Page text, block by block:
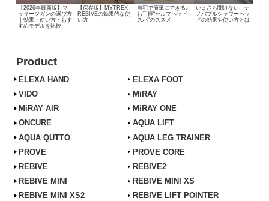
【2026年最新版】マ
ッサージガンの選び方
｜効果・使い方・おす
すめモデルを比較
【保存版】MYTREX
REBIVEの効果的な使
い方
自宅で簡単にできる♪
お手軽“セルフヘッド
スパ”のススメ
いまさら聞けない、ナ
ノバブルシャワーヘッ
ドの効果や使い方とは
Product
ELEXA HAND
ELEXA FOOT
VIDO
MiRAY
MiRAY AIR
MiRAY ONE
ONCURE
AQUA LIFT
AQUA QUTTO
AQUA LEG TRAINER
PROVE
PROVE CORE
REBIVE
REBIVE2
REBIVE MINI
REBIVE MINI XS
REBIVE MINI XS2
REBIVE LIFT POINTER